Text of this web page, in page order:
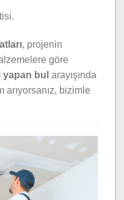
, projenin
göre
yapan bul arayışında
bizimle